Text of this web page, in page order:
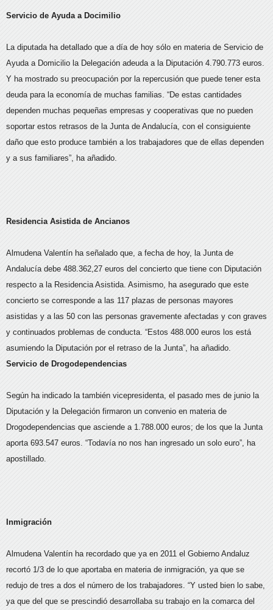
Servicio de Ayuda a Docimilio
La diputada ha detallado que a día de hoy sólo en materia de Servicio de
Ayuda a Domicilio la Delegación adeuda a la Diputación 4.790.773 euros.
Y ha mostrado su preocupación por la repercusión que puede tener esta
deuda para la economía de muchas familias. “De estas cantidades
dependen muchas pequeñas empresas y cooperativas que no pueden
soportar estos retrasos de la Junta de Andalucía, con el consiguiente
daño que esto produce también a los trabajadores que de ellas dependen
y a sus familiares”, ha añadido.
Residencia Asistida de Ancianos
Almudena Valentín ha señalado que, a fecha de hoy, la Junta de
Andalucía debe 488.362,27 euros del concierto que tiene con Diputación
respecto a la Residencia Asistida. Asimismo, ha asegurado que este
concierto se corresponde a las 117 plazas de personas mayores
asistidas y a las 50 con las personas gravemente afectadas y con graves
y continuados problemas de conducta. “Estos 488.000 euros los está
asumiendo la Diputación por el retraso de la Junta”, ha añadido.
Servicio de Drogodependencias
Según ha indicado la también vicepresidenta, el pasado mes de junio la
Diputación y la Delegación firmaron un convenio en materia de
Drogodependencias que asciende a 1.788.000 euros; de los que la Junta
aporta 693.547 euros. “Todavía no nos han ingresado un solo euro”, ha
apostillado.
Inmigración
Almudena Valentín ha recordado que ya en 2011 el Gobierno Andaluz
recortó 1/3 de lo que aportaba en materia de inmigración, ya que se
redujo de tres a dos el número de los trabajadores. “Y usted bien lo sabe,
ya que del que se prescindió desarrollaba su trabajo en la comarca del